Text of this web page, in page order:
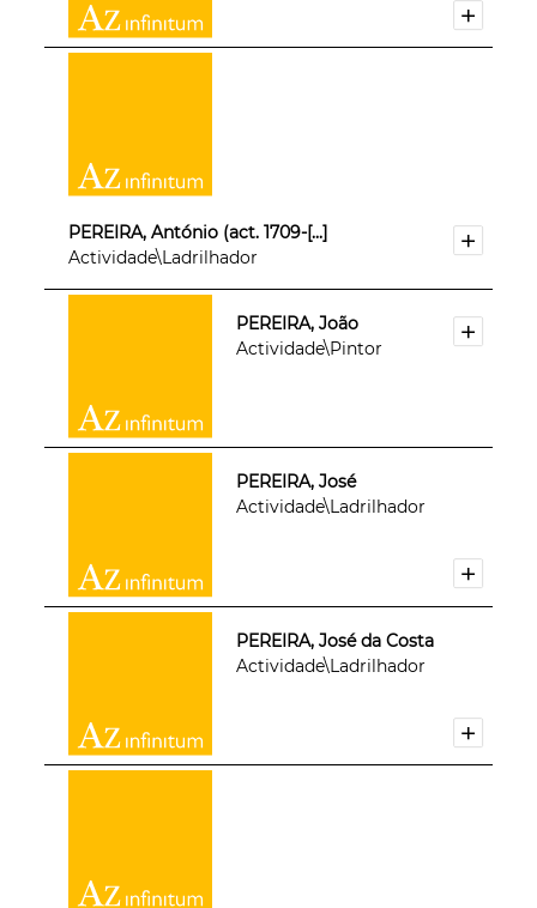
PEREIRA, António (act. 1709-[...]
Actividade\Ladrilhador
PEREIRA, João
Actividade\Pintor
PEREIRA, José
Actividade\Ladrilhador
PEREIRA, José da Costa
Actividade\Ladrilhador